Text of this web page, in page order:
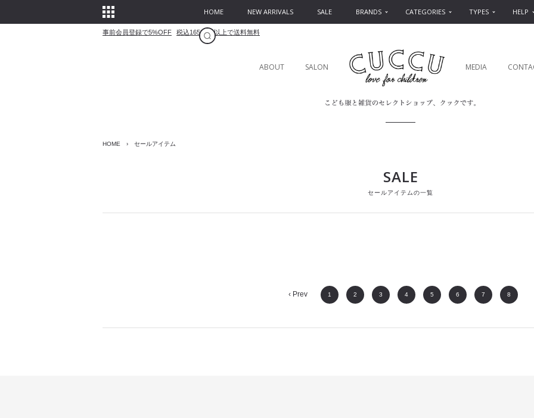
HOME NEW ARRIVALS SALE BRANDS CATEGORIES TYPES HELP
事前会員登録で5%OFF 税込16500円以上で送料無料
ABOUT SALON MEDIA
HOME › セールアイテム
SALE
セールアイテムの一覧
‹ Prev 1 2 3 4 5 6 7 8